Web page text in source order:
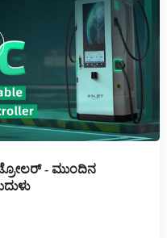
- ಮುಂದಿನ